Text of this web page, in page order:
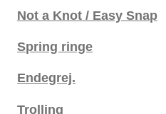
Not a Knot / Easy Snap
Spring ringe
Endegrej.
Trolling